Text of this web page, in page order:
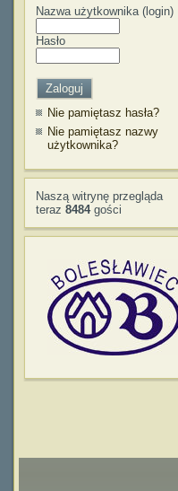
Nazwa użytkownika (login)
Hasło
Nie pamiętasz hasła?
Nie pamiętasz nazwy
użytkownika?
Naszą witrynę przegląda
teraz 8484gości